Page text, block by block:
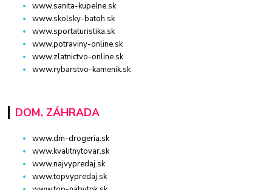
www.sanita-kupelne.sk
www.skolsky-batoh.sk
www.sportaturistika.sk
www.potraviny-online.sk
www.zlatnictvo-online.sk
www.rybarstvo-kamenik.sk
DOM, ZÁHRADA
www.dm-drogeria.sk
www.kvalitnytovar.sk
www.najvypredaj.sk
www.topvypredaj.sk